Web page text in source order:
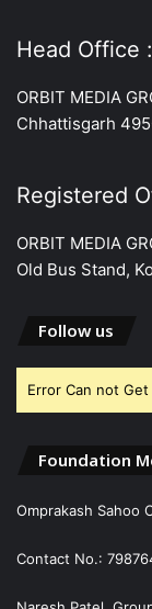
Head Office :
ORBIT MEDIA
Chhattisgarh
Registered
ORBIT MEDIA
Old Bus Stand,
Follow us
Error Can not
Foundation
Omprakash Sahoo
Contact No.: